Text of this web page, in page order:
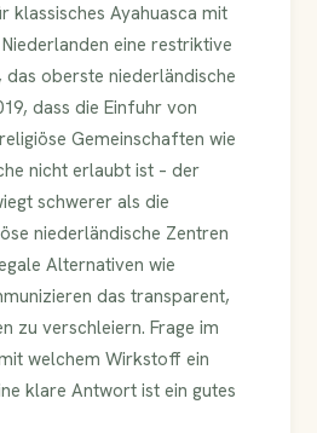
klassisches Ayahuasca mit
eine restriktive
das oberste niederländische
dass die Einfuhr von
Gemeinschaften wie
nicht erlaubt ist – der
schwerer als die
niederländische Zentren
Alternativen wie
das transparent,
zu verschleiern. Frage im
welchem Wirkstoff ein
klare Antwort ist ein gutes